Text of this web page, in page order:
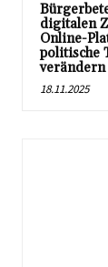
digitalen
Online-
politische
verändern
18.11.2025